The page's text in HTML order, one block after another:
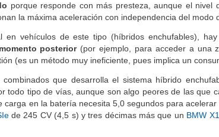
porque responde con más presteza, aunque el
la máxima aceleración con independencia del modo
en vehículos de este tipo (híbridos enchufables),
posterior(por ejemplo, para acceder a una
(es un método muy ineficiente, pues implica un
que desarrolla el sistema híbrido
todo tipo de vías, aunque son algo peores de las que
carga en la batería necesita 5,0 segundos para
de 245 CV (4,5 s) y tres décimas más que un BMW